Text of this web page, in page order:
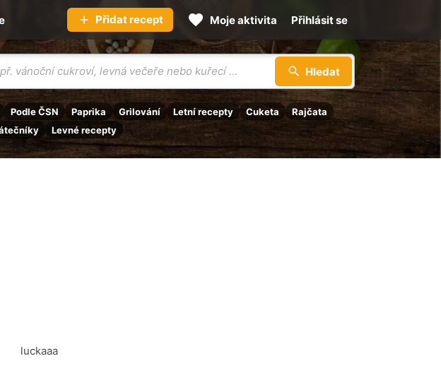
Hledat
Podle ČSN Paprika Grilování Letní recepty Cuketa
Rajčata
Levné recepty
Přidat recept Moje aktivita Přihlásit se
luckaaa